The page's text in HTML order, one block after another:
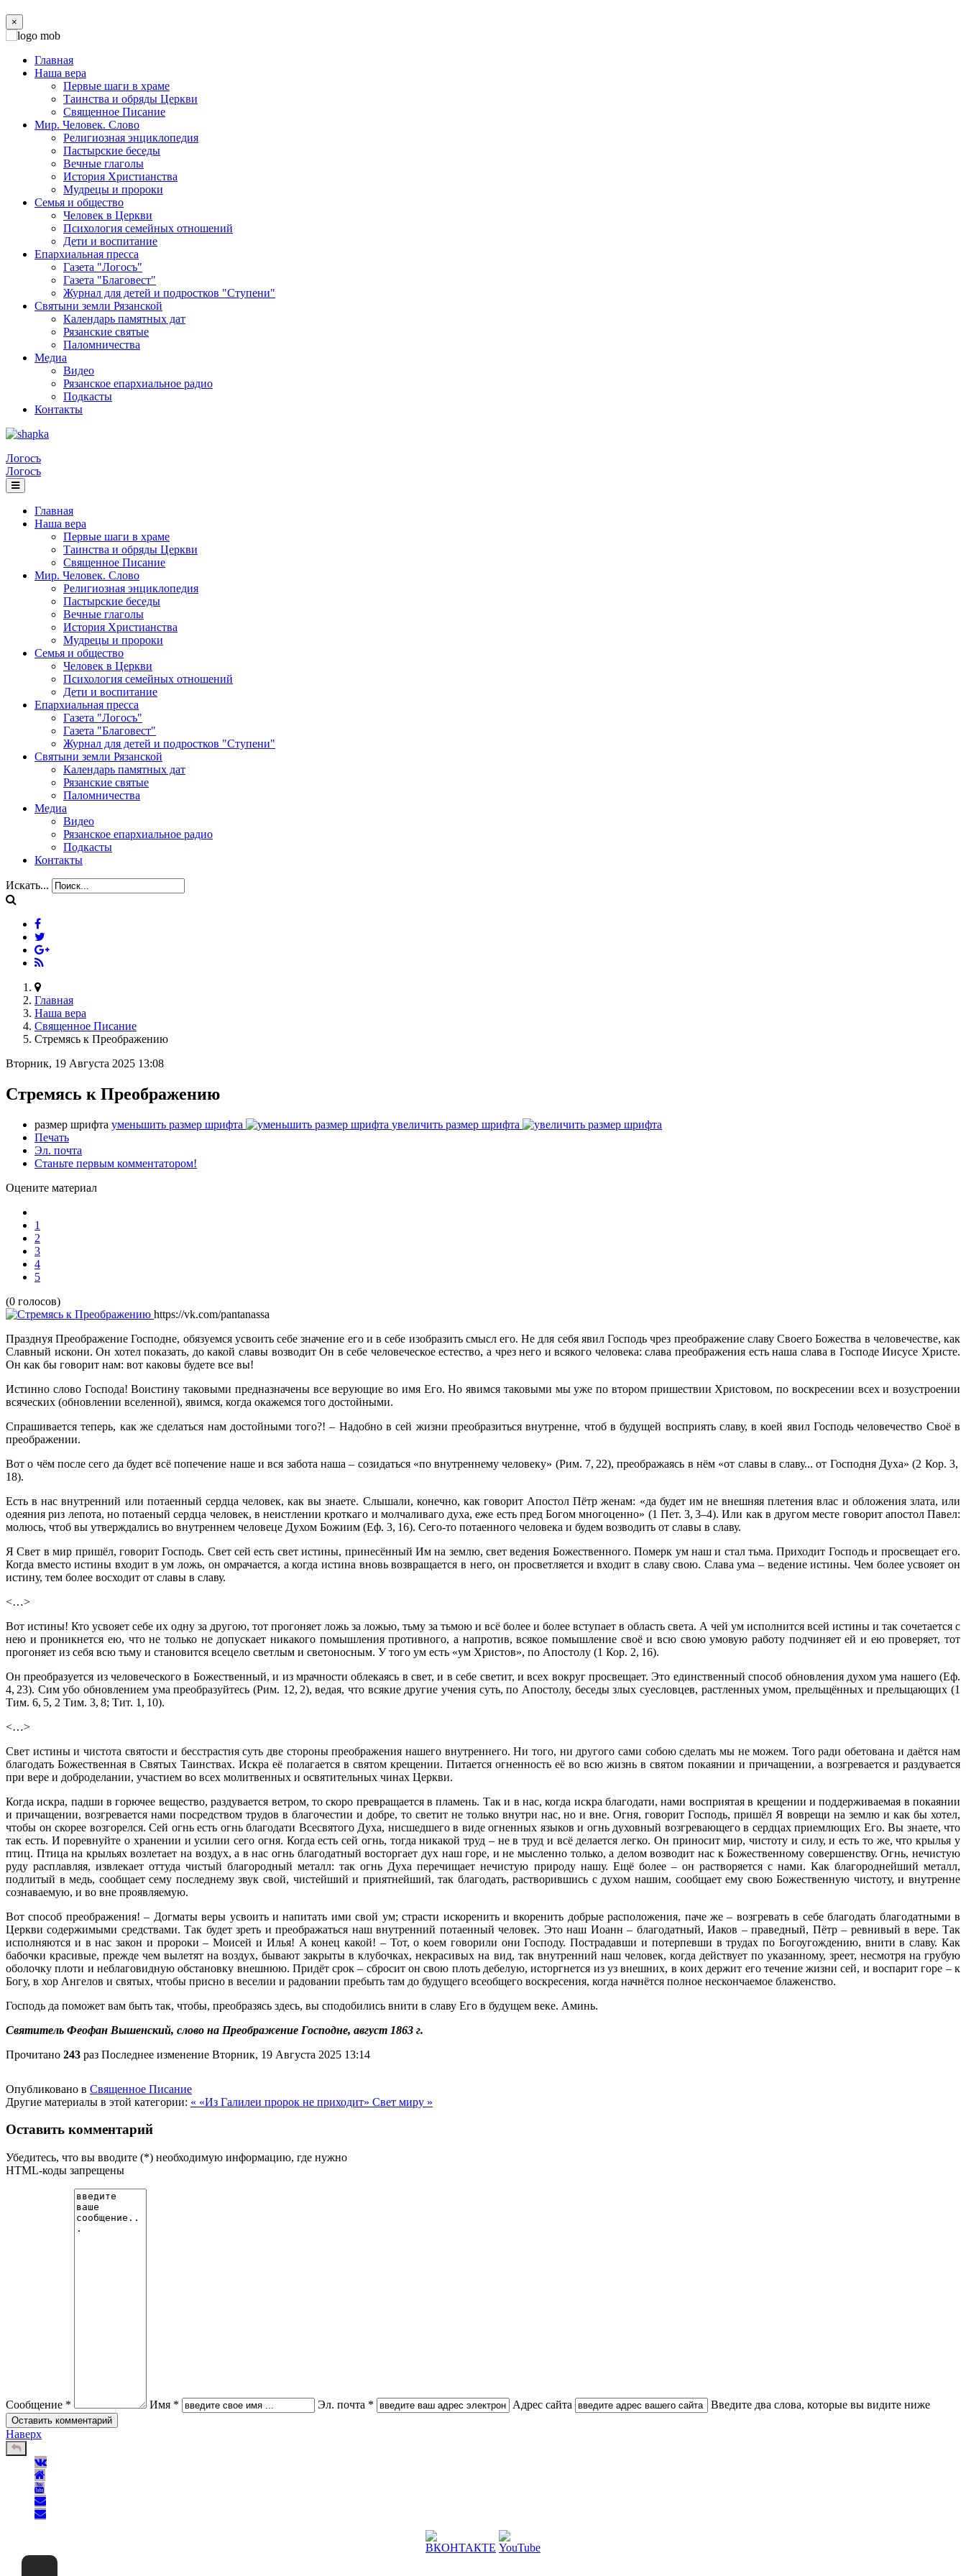
×
Главная
Наша вера
Первые шаги в храме
Таинства и обряды Церкви
Священное Писание
Мир. Человек. Слово
Религиозная энциклопедия
Пастырские беседы
Вечные глаголы
История Христианства
Мудрецы и пророки
Семья и общество
Человек в Церкви
Психология семейных отношений
Дети и воспитание
Епархиальная пресса
Газета "Логосъ"
Газета "Благовест"
Журнал для детей и подростков "Ступени"
Святыни земли Рязанской
Календарь памятных дат
Рязанские святые
Паломничества
Медиа
Видео
Рязанское епархиальное радио
Подкасты
Контакты
Логосъ
Логосъ
Главная
Наша вера
Первые шаги в храме
Таинства и обряды Церкви
Священное Писание
Мир. Человек. Слово
Религиозная энциклопедия
Пастырские беседы
Вечные глаголы
История Христианства
Мудрецы и пророки
Семья и общество
Человек в Церкви
Психология семейных отношений
Дети и воспитание
Епархиальная пресса
Газета "Логосъ"
Газета "Благовест"
Журнал для детей и подростков "Ступени"
Святыни земли Рязанской
Календарь памятных дат
Рязанские святые
Паломничества
Медиа
Видео
Рязанское епархиальное радио
Подкасты
Контакты
Искать...
Главная
Наша вера
Священное Писание
Стремясь к Преображению
Вторник, 19 Августа 2025 13:08
Стремясь к Преображению
размер шрифта уменьшить размер шрифта
увеличить размер шрифта
Печать
Эл. почта
Станьте первым комментатором!
Оцените материал
1
2
3
4
5
(0 голосов)
https://vk.com/pantanassa
Празднуя Преображение Господне, обязуемся усвоить себе значение его и в себе изобразить смысл его. Не для себя явил Господь чрез преображение славу Своего Божества в человечестве, как
Славный искони. Он хотел показать, до какой славы возводит Он в себе человеческое естество, а чрез него и всякого человека: слава преображения есть наша слава в Господе Иисусе Христе.
Он как бы говорит нам: вот каковы будете все вы!
Истинно слово Господа! Воистину таковыми предназначены все верующие во имя Его. Но явимся таковыми мы уже по втором пришествии Христовом, по воскресении всех и возустроении
всяческих (обновлении вселенной), явимся, когда окажемся того достойными.
Спрашивается теперь, как же сделаться нам достойными того?! – Надобно в сей жизни преобразиться внутренне, чтоб в будущей восприять славу, в коей явил Господь человечество Своё в
преображении.
Вот о чём после сего да будет всё попечение наше и вся забота наша – созидаться «по внутреннему человеку» (Рим. 7, 22), преображаясь в нём «от славы в славу... от Господня Духа» (2 Кор. 3,
18).
Есть в нас внутренний или потаенный сердца человек, как вы знаете. Слышали, конечно, как говорит Апостол Пётр женам: «да будет им не внешняя плетения влас и обложения злата, или
одеяния риз лепота, но потаеный сердца человек, в неистлении кроткаго и молчаливаго духа, еже есть пред Богом многоценно» (1 Пет. 3, 3–4). Или как в другом месте говорит апостол Павел:
молюсь, чтоб вы утверждались во внутреннем человеце Духом Божиим (Еф. 3, 16). Сего-то потаенного человека и будем возводить от славы в славу.
Я Свет в мир пришёл, говорит Господь. Свет сей есть свет истины, принесённый Им на землю, свет ведения Божественного. Померк ум наш и стал тьма. Приходит Господь и просвещает его.
Когда вместо истины входит в ум ложь, он омрачается, а когда истина вновь возвращается в него, он просветляется и входит в славу свою. Слава ума – ведение истины. Чем более усвояет он
истину, тем более восходит от славы в славу.
<…>
Вот истины! Кто усвояет себе их одну за другою, тот прогоняет ложь за ложью, тьму за тьмою и всё более и более вступает в область света. А чей ум исполнится всей истины и так сочетается с
нею и проникнется ею, что не только не допускает никакого помышления противного, а напротив, всякое помышление своё и всю свою умовую работу подчиняет ей и ею проверяет, тот
прогоняет из себя всю тьму и становится всецело светлым и светоносным. У того ум есть «ум Христов», по Апостолу (1 Кор. 2, 16).
Он преобразуется из человеческого в Божественный, и из мрачности облекаясь в свет, и в себе светит, и всех вокруг просвещает. Это единственный способ обновления духом ума нашего (Еф.
4, 23). Сим убо обновлением ума преобразуйтесь (Рим. 12, 2), ведая, что всякие другие учения суть, по Апостолу, беседы злых суесловцев, растленных умом, прельщённых и прельщающих (1
Тим. 6, 5, 2 Тим. 3, 8; Тит. 1, 10).
<…>
Свет истины и чистота святости и бесстрастия суть две стороны преображения нашего внутреннего. Ни того, ни другого сами собою сделать мы не можем. Того ради обетована и даётся нам
благодать Божественная в Святых Таинствах. Искра её полагается в святом крещении. Питается огненность её во всю жизнь в святом покаянии и причащении, а возгревается и раздувается
при вере и доброделании, участием во всех молитвенных и освятительных чинах Церкви.
Когда искра, падши в горючее вещество, раздувается ветром, то скоро превращается в пламень. Так и в нас, когда искра благодати, нами восприятая в крещении и поддерживаемая в покаянии
и причащении, возгревается нами посредством трудов в благочестии и добре, то светит не только внутри нас, но и вне. Огня, говорит Господь, пришёл Я воврещи на землю и как бы хотел,
чтобы он скорее возгорелся. Сей огнь есть огнь благодати Всесвятого Духа, нисшедшего в виде огненных языков и огнь духовный возгревающего в сердцах приемлющих Его. Вы знаете, что
так есть. И поревнуйте о хранении и усилии сего огня. Когда есть сей огнь, тогда никакой труд – не в труд и всё делается легко. Он приносит мир, чистоту и силу, и есть то же, что крылья у
птиц. Птица на крыльях возлетает на воздух, а в нас огнь благодатный восторгает дух наш горе, и не мысленно только, а делом возводит нас к Божественному совершенству. Огнь, нечистую
руду расплавляя, извлекает оттуда чистый благородный металл: так огнь Духа перечищает нечистую природу нашу. Ещё более – он растворяется с нами. Как благороднейший металл,
подлитый в медь, сообщает сему последнему звук свой, чистейший и приятнейший, так благодать, растворившись с духом нашим, сообщает ему свою Божественную чистоту, и внутренне
сознаваемую, и во вне проявляемую.
Вот способ преображения! – Догматы веры усвоить и напитать ими свой ум; страсти искоренить и вкоренить добрые расположения, паче же – возгревать в себе благодать благодатными в
Церкви содержимыми средствами. Так будет зреть и преображаться наш внутренний потаенный человек. Это наш Иоанн – благодатный, Иаков – праведный, Пётр – ревнивый в вере. Так
исполняются и в нас закон и пророки – Моисей и Илья! А конец какой! – Тот, о коем говорили они Господу. Пострадавши и потерпевши в трудах по Богоугождению, внити в славу. Как
бабочки красивые, прежде чем вылетят на воздух, бывают закрыты в клубочках, некрасивых на вид, так внутренний наш человек, когда действует по указанному, зреет, несмотря на грубую
оболочку плоти и неблаговидную обстановку внешнюю. Придёт срок – сбросит он свою плоть дебелую, исторгнется из уз внешних, в коих держит его течение жизни сей, и воспарит горе – к
Богу, в хор Ангелов и святых, чтобы присно в веселии и радовании пребыть там до будущего всеобщего воскресения, когда начнётся полное нескончаемое блаженство.
Господь да поможет вам быть так, чтобы, преобразясь здесь, вы сподобились внити в славу Его в будущем веке. Аминь.
Святитель Феофан Вышенский, слово на Преображение Господне, август 1863 г.
Прочитано 243 раз Последнее изменение Вторник, 19 Августа 2025 13:14
Опубликовано в Священное Писание
Другие материалы в этой категории: « «Из Галилеи пророк не приходит» Свет миру »
Оставить комментарий
Убедитесь, что вы вводите (*) необходимую информацию, где нужно
HTML-коды запрещены
Сообщение * Имя * Эл. почта * Адрес сайта Введите два слова, которые вы видите ниже
Наверх